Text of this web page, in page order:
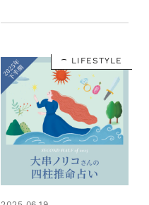
LIFESTYLE